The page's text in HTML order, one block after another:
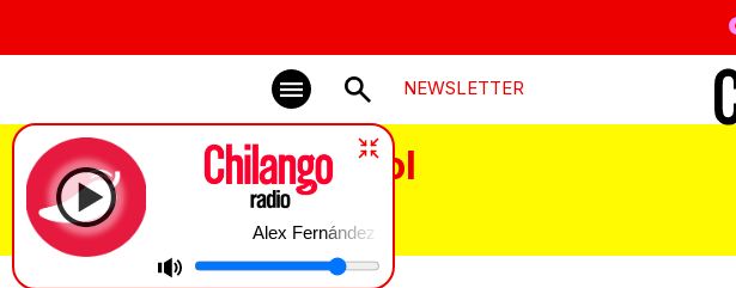
NEWSLETTER
Alex Fernández en Chilango
Copa de Futbol